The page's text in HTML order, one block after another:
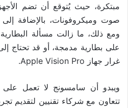
مبتكرة، حيث يُتوقع أن تضم
صوت وميكروفونات، بالإضافة
ومع ذلك، ما زالت مسألة
على بطارية مدمجة، أو قد تحتاج
غرار جهاز Apple Vision Pro.
ويبدو أن سامسونج لا تعمل على
تتعاون مع شركاء تقنيين لتقديم